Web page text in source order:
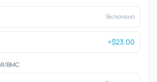
Включено
+$23.00
BMC